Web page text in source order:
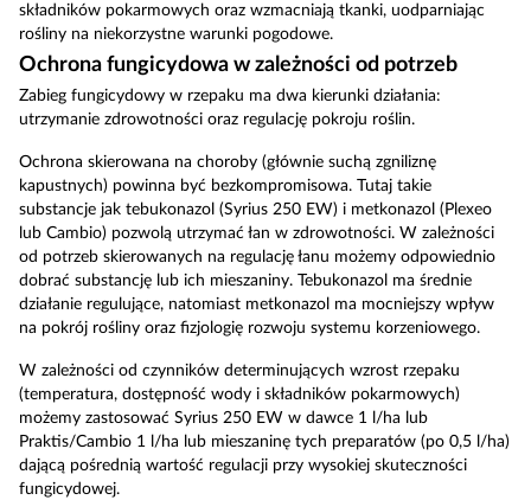
składników pokarmowych oraz wzmacniają tkanki, uodparniając
rośliny na niekorzystne warunki pogodowe.
Ochrona fungicydowa w zależności od potrzeb
Zabieg fungicydowy w rzepaku ma dwa kierunki działania:
utrzymanie zdrowotności oraz regulację pokroju roślin.
Ochrona skierowana na choroby (głównie suchą zgniliznę
kapustnych) powinna być bezkompromisowa. Tutaj takie
substancje jak tebukonazol (Syrius 250 EW) i metkonazol (Plexeo
lub Cambio) pozwolą utrzymać łan w zdrowotności. W zależności
od potrzeb skierowanych na regulację łanu możemy odpowiednio
dobrać substancję lub ich mieszaniny. Tebukonazol ma średnie
działanie regulujące, natomiast metkonazol ma mocniejszy wpływ
na pokrój rośliny oraz fizjologię rozwoju systemu korzeniowego.
W zależności od czynników determinujących wzrost rzepaku
(temperatura, dostępność wody i składników pokarmowych)
możemy zastosować Syrius 250 EW w dawce 1 l/ha lub
Praktis/Cambio 1 l/ha lub mieszaninę tych preparatów (po 0,5 l/ha)
dającą pośrednią wartość regulacji przy wysokiej skuteczności
fungicydowej.